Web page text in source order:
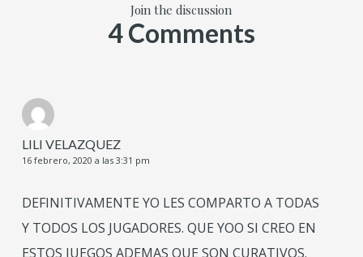
Join the discussion
4 Comments
LILI VELAZQUEZ
16 febrero, 2020 a las 3:31 pm
DEFINITIVAMENTE YO LES COMPARTO A TODAS
Y TODOS LOS JUGADORES. QUE YOO SI CREO EN
ESTOS JUEGOS ADEMAS QUE SON CURATIVOS.